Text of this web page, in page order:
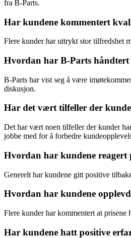
fra B-Parts.
Har kundene kommentert
Flere kunder har uttrykt stor tilfredshet
Hvordan har B-Parts håndtert
B-Parts har vist seg å være
diskusjon.
Har det vært tilfeller der
Det har vært noen tilfeller der kunder
jobbe med for å forbedre
Hvordan har kundene reagert
Generelt har kundene gitt positive
Hvordan har kundene
Flere kunder har kommentert at
Har kundene hatt positive